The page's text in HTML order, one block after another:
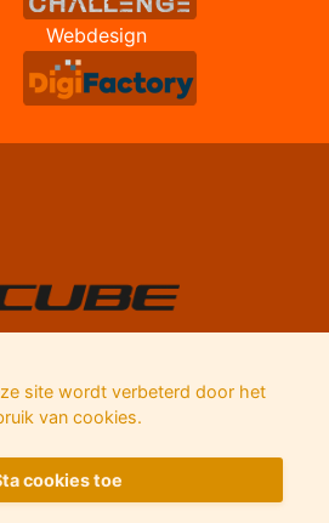
site wordt verbeterd door het
van cookies.
cookies toe